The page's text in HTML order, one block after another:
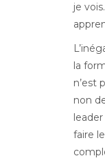
je
la
n’est
non
faire